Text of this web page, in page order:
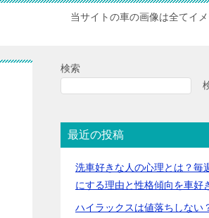
当サイトの車の画像は全てイメ
検索
最近の投稿
洗車好きな人の心理とは？毎
にする理由と性格傾向を車好
ハイラックスは値落ちしない